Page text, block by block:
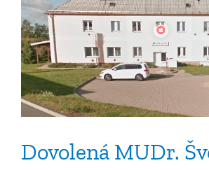
Dovolená MUDr.